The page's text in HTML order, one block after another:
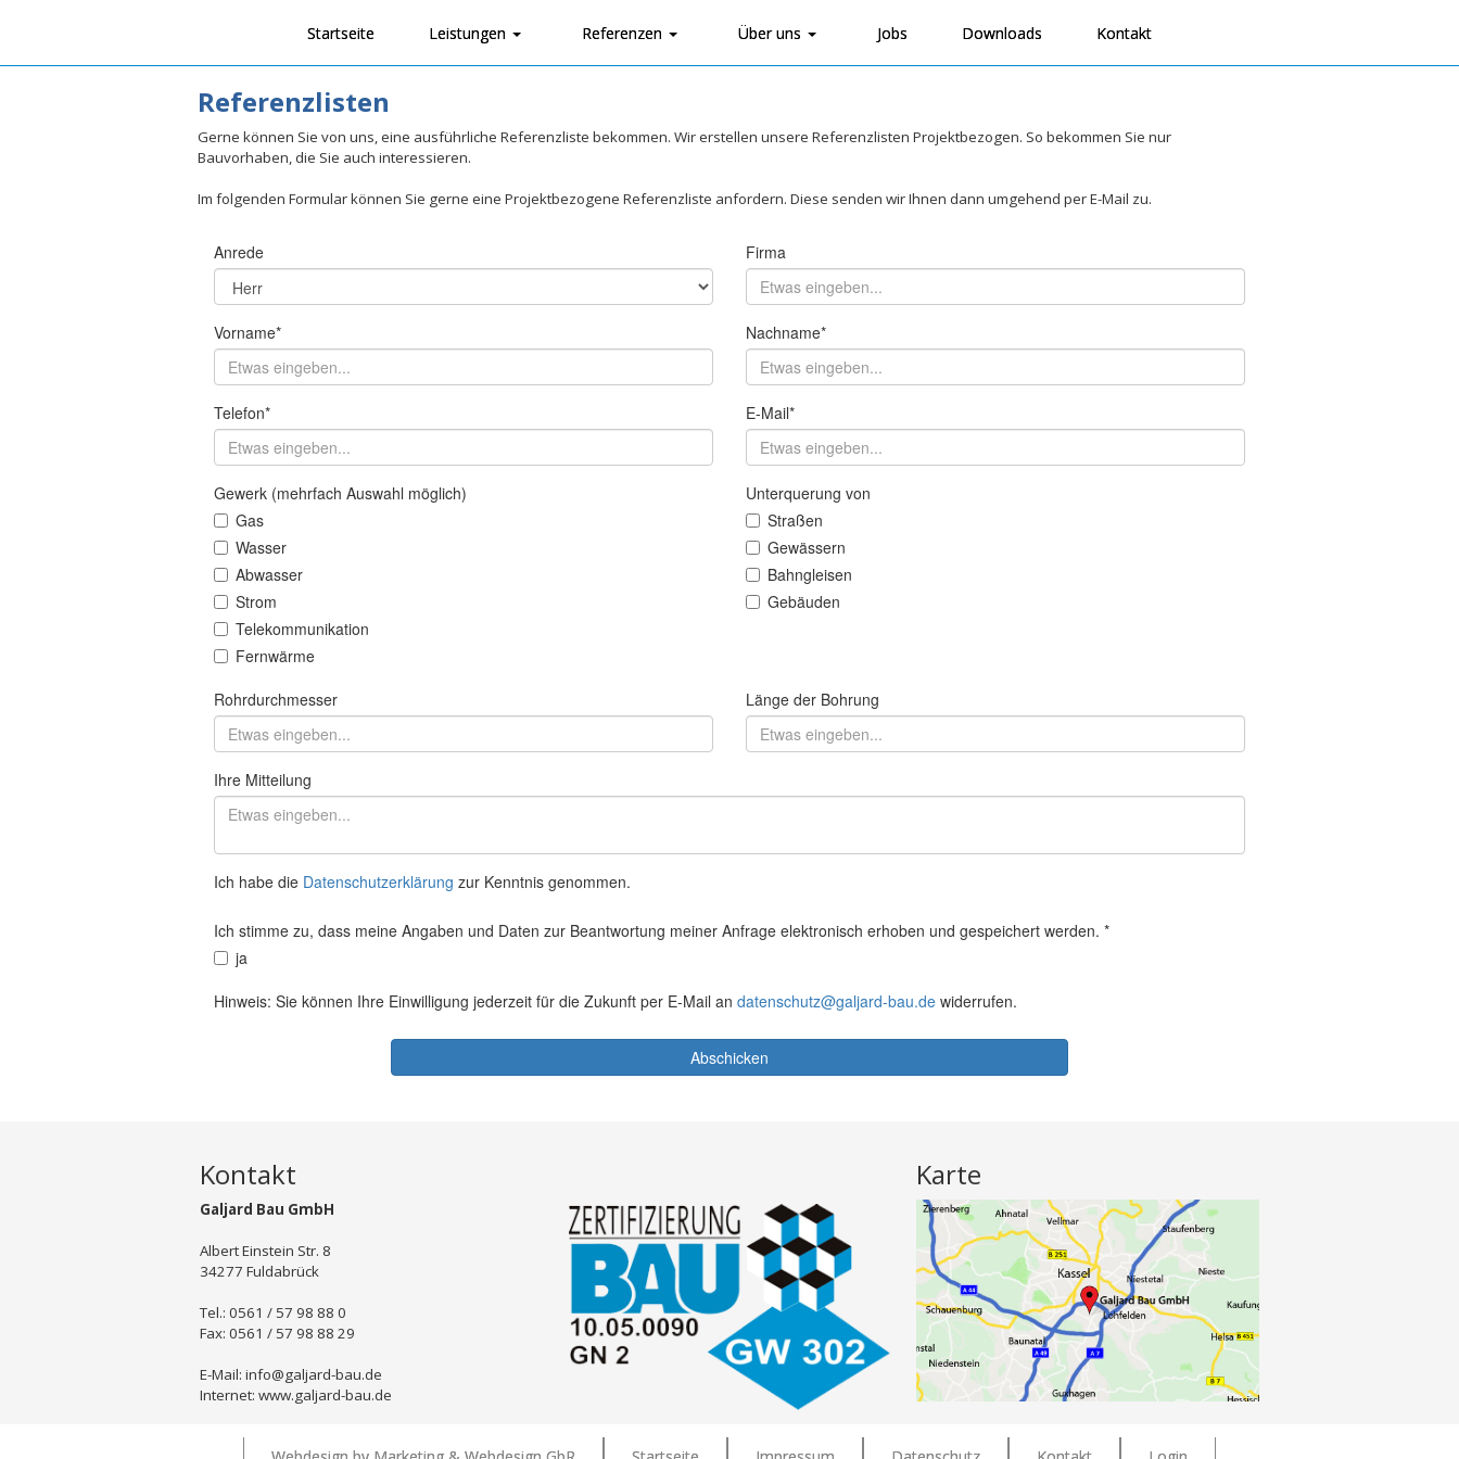
Startseite Leistungen Referenzen Über uns Jobs Downloads Kontakt
Referenzlisten
Gerne können Sie von uns, eine ausführliche Referenzliste bekommen. Wir erstellen unsere Referenzlisten Projektbezogen. So bekommen Sie nur
Bauvorhaben, die Sie auch interessieren.
Im folgenden Formular können Sie gerne eine Projektbezogene Referenzliste anfordern. Diese senden wir Ihnen dann umgehend per E-Mail zu.
Kontakt
Galjard Bau GmbH
Albert Einstein Str. 8
34277 Fuldabrück
Tel.: 0561 / 57 98 88 0
Fax: 0561 / 57 98 88 29
E-Mail: info@galjard-bau.de
Internet: www.galjard-bau.de
Karte